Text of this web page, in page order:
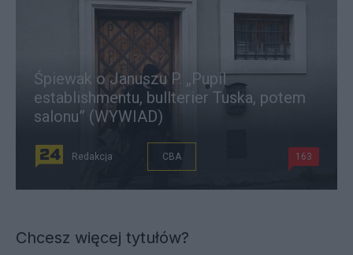
Śpiewak o Januszu P. „Pupil
establishmentu, bullterier Tuska, potem
salonu” (WYWIAD)
Redakcja CBA 163
Chcesz więcej tytułów?